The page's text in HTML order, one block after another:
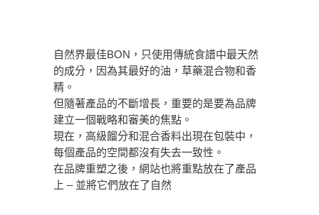
自然界最佳BON，只使用傳統食譜中最天然
的成分，因為其最好的油，草藥混合物和香
精。
但隨著產品的不斷增長，重要的是要為品牌
建立一個戰略和審美的焦點。
現在，高級餾分和混合香料出現在包裝中，
每個產品的空間都沒有失去一致性。
在品牌重塑之後，網站也將重點放在了產品
上 – 並將它們放在了自然